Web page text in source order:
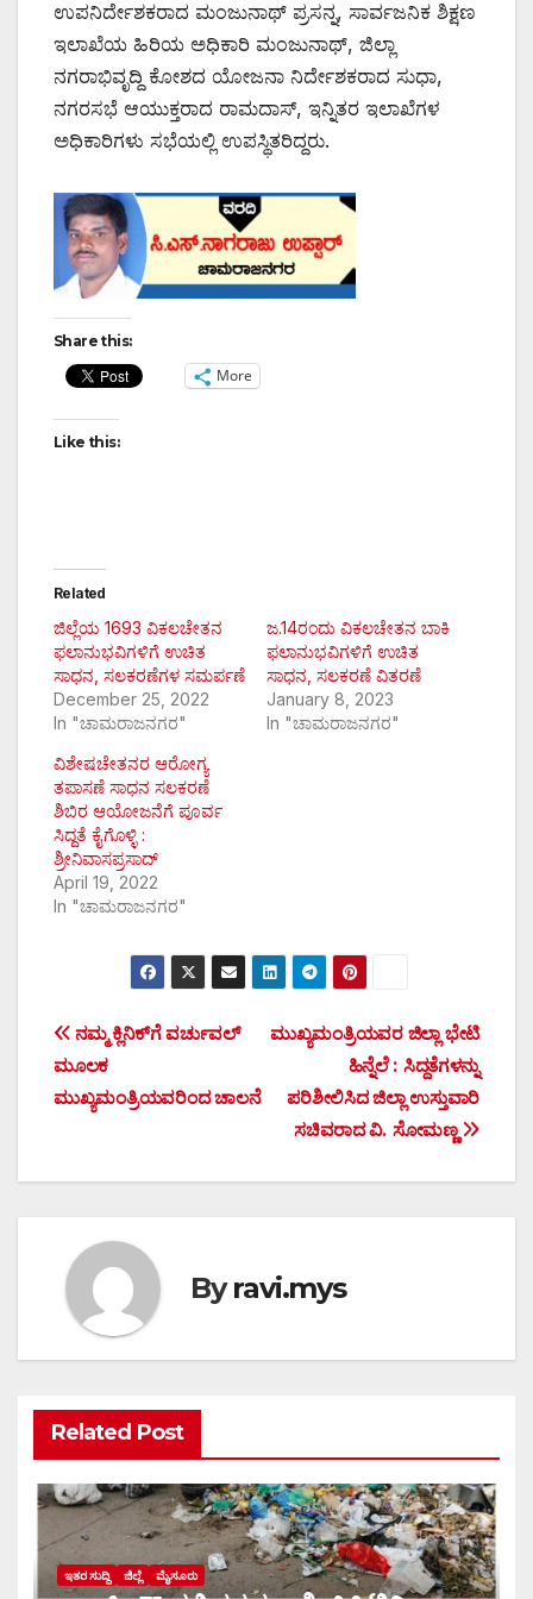
ಉಪನಿರ್ದೇಶಕರಾದ ಮಂಜುನಾಥ್ ಪ್ರಸನ್ನ, ಸಾರ್ವಜನಿಕ ಶಿಕ್ಷಣ
ಇಲಾಖೆಯ ಹಿರಿಯ ಅಧಿಕಾರಿ ಮಂಜುನಾಥ್, ಜಿಲ್ಲಾ
ನಗರಾಭಿವೃದ್ದಿ ಕೋಶದ ಯೋಜನಾ ನಿರ್ದೇಶಕರಾದ ಸುಧಾ,
ನಗರಸಭೆ ಆಯುಕ್ತರಾದ ರಾಮದಾಸ್, ಇನ್ನಿತರ ಇಲಾಖೆಗಳ
ಅಧಿಕಾರಿಗಳು ಸಭೆಯಲ್ಲಿ ಉಪಸ್ಥಿತರಿದ್ದರು.
Share this:
More
Like this:
Related
ಜಿಲ್ಲೆಯ 1693 ವಿಕಲಚೇತನ
ಫಲಾನುಭವಿಗಳಿಗೆ ಉಚಿತ
ಸಾಧನ, ಸಲಕರಣೆಗಳ ಸಮರ್ಪಣೆ
December 25, 2022
In "ಚಾಮರಾಜನಗರ"
ಜ.14ರಂದು ವಿಕಲಚೇತನ ಬಾಕಿ
ಫಲಾನುಭವಿಗಳಿಗೆ ಉಚಿತ
ಸಾಧನ, ಸಲಕರಣೆ ವಿತರಣೆ
January 8, 2023
In "ಚಾಮರಾಜನಗರ"
ವಿಶೇಷಚೇತನರ ಆರೋಗ್ಯ
ತಪಾಸಣೆ ಸಾಧನ ಸಲಕರಣೆ
ಶಿಬಿರ ಆಯೋಜನೆಗೆ ಪೂರ್ವ
ಸಿದ್ದತೆ ಕೈಗೊಳ್ಳಿ :
ಶ್ರೀನಿವಾಸಪ್ರಸಾದ್
April 19, 2022
In "ಚಾಮರಾಜನಗರ"
Post
navigation
ಮುಖ್ಯಮಂತ್ರಿಯವರ ಜಿಲ್ಲಾ ಭೇಟಿ
ಹಿನ್ನೆಲೆ : ಸಿದ್ದತೆಗಳನ್ನು
ಪರಿಶೀಲಿಸಿದ ಜಿಲ್ಲಾ ಉಸ್ತುವಾರಿ
ಸಚಿವರಾದ ವಿ. ಸೋಮಣ್ಣ
ನಮ್ಮ ಕ್ಲಿನಿಕ್‌ಗೆ ವರ್ಚುವಲ್
ಮೂಲಕ
ಮುಖ್ಯಮಂತ್ರಿಯವರಿಂದ ಚಾಲನೆ
Byravi.mys
Related Post
ಇತರ ಸುದ್ದಿ ಜಿಲ್ಲೆ ಮೈಸೂರು